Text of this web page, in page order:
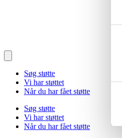
Søg støtte
Vi har støttet
Når du har fået støtte
Søg støtte
Vi har støttet
Når du har fået støtte